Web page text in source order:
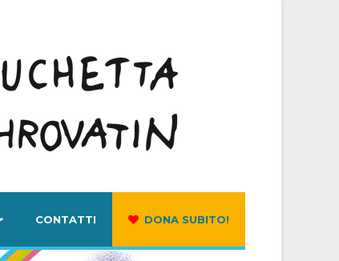
CONTATTI DONA SUBITO!